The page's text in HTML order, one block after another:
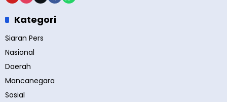
Kategori
Siaran Pers
Nasional
Daerah
Mancanegara
Sosial